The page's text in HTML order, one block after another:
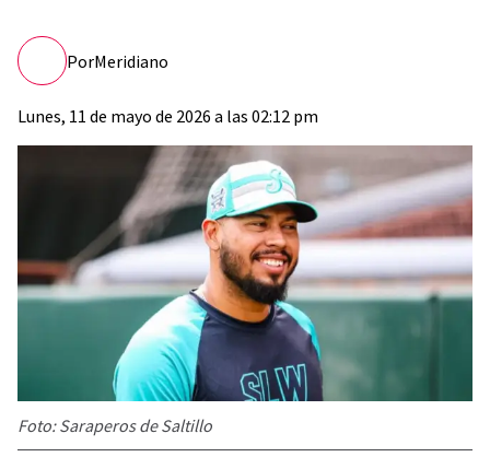
PorMeridiano
Lunes, 11 de mayo de 2026 a las 02:12 pm
Foto: Saraperos de Saltillo